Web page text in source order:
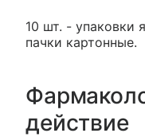
10 шт. - упаковки
пачки картонные.
действие